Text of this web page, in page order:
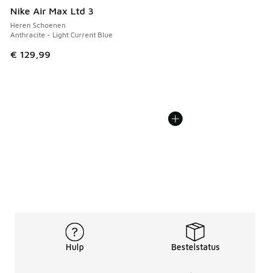
Nike Air Max Ltd 3
Heren Schoenen
Anthracite - Light Current Blue
€ 129,99
Hulp Bestelstatus